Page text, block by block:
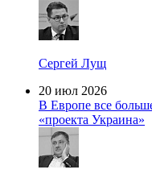
Сергей Лущ
20 июл 2026
В Европе все
«проекта Украина»